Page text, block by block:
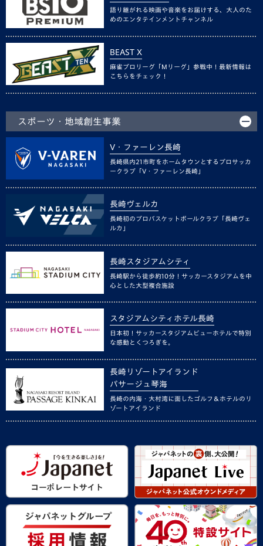
語り継がれる映画や音楽をお届けする、大人のた
めのエンタテインメントチャンネル
BEAST X
麻雀プロリーグ「Mリーグ」参戦中！最新情報は
こちらをチェック！
スポーツ・地域創生事業
V・ファーレン長崎
長崎県内21市町をホームタウンとするプロサッカ
ークラブ「V・ファーレン長崎」
長崎ヴェルカ
長崎初のプロバスケットボールクラブ「長崎ヴェ
ルカ」
長崎スタジアムシティ
長崎駅から徒歩約10分！サッカースタジアムを中
心とした大型複合施設
スタジアムシティホテル長崎
日本初！サッカースタジアムビューホテルで特別
な感動とくつろぎを。
長崎リゾートアイランド
パサージュ琴海
長崎の内海・大村湾に面したゴルフ＆ホテルのリ
ゾートアイランド